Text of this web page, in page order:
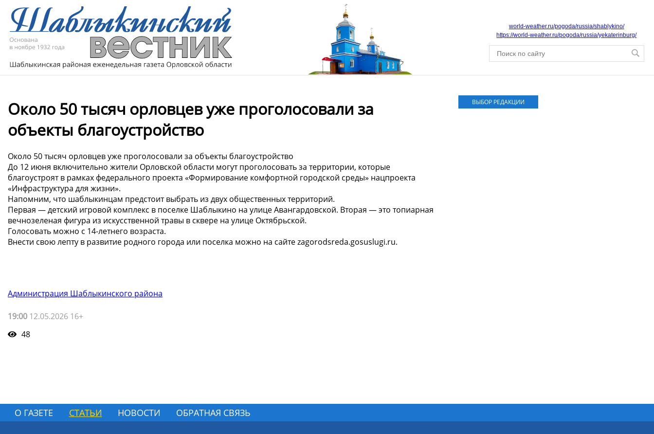
world-weather.ru/pogoda/russia/shablykino/
https://world-weather.ru/pogoda/russia/yekaterinburg/
Около 50 тысяч орловцев уже проголосовали за
объекты благоустройство
Около 50 тысяч орловцев уже проголосовали за объекты благоустройство
До 12 июня включительно жители Орловской области могут проголосовать за территории, которые
благоустроят в рамках федерального проекта «Формирование комфортной городской среды» нацпроекта
«Инфраструктура для жизни».
Напомним, что шаблыкинцам предстоит выбрать из двух общественных территорий.
Первая — детский игровой комплекс в поселке Шаблыкино на улице Авангардовской. Вторая — это топиарная
вечнозеленая фигура из искусственной травы в сквере на улице Октябрьской.
Голосовать можно с 14-летнего возраста.
Внести свою лепту в развитие родного города или поселка можно на сайте zagorodsreda.gosuslugi.ru.
Администрация Шаблыкинского района
19:00 12.05.2026 16+
48
ВЫБОР РЕДАКЦИИ
О ГАЗЕТЕ СТАТЬИ НОВОСТИ ОБРАТНАЯ СВЯЗЬ